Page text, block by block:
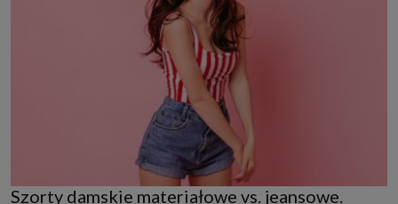
Szorty damskie materiałowe vs. jeansowe.